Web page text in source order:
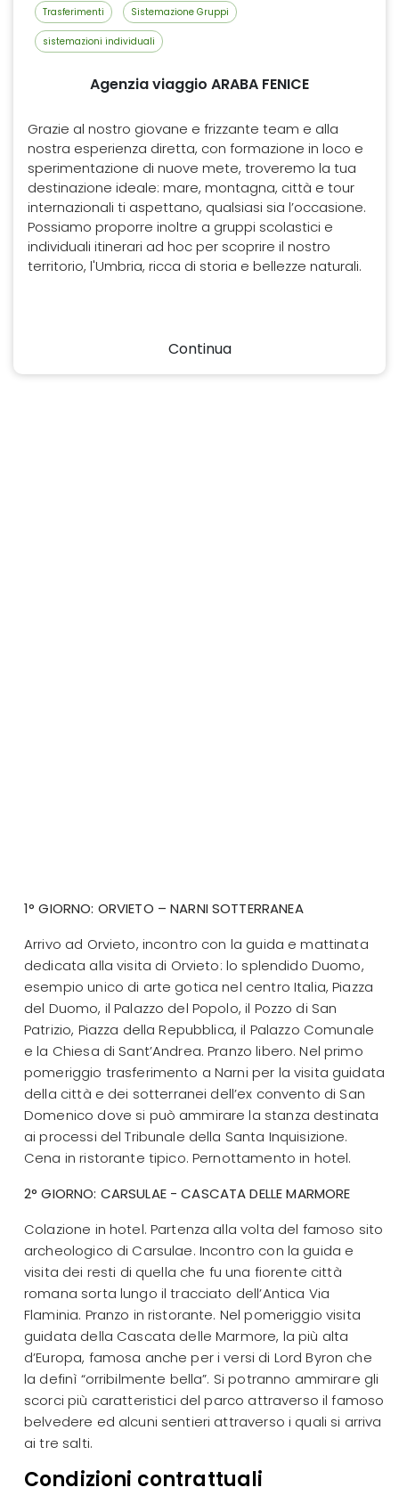
1° GIORNO: ORVIETO – NARNI SOTTERRANEA
Arrivo ad Orvieto, incontro con la guida e mattinata
dedicata alla visita di Orvieto: lo splendido Duomo,
esempio unico di arte gotica nel centro Italia, Piazza
del Duomo, il Palazzo del Popolo, il Pozzo di San
Patrizio, Piazza della Repubblica, il Palazzo Comunale
e la Chiesa di Sant’Andrea. Pranzo libero. Nel primo
pomeriggio trasferimento a Narni per la visita guidata
della città e dei sotterranei dell’ex convento di San
Domenico dove si può ammirare la stanza destinata
ai processi del Tribunale della Santa Inquisizione.
Cena in ristorante tipico. Pernottamento in hotel.
2° GIORNO: CARSULAE - CASCATA DELLE MARMORE
Colazione in hotel. Partenza alla volta del famoso sito
archeologico di Carsulae. Incontro con la guida e
visita dei resti di quella che fu una fiorente città
romana sorta lungo il tracciato dell’Antica Via
Flaminia. Pranzo in ristorante. Nel pomeriggio visita
guidata della Cascata delle Marmore, la più alta
d’Europa, famosa anche per i versi di Lord Byron che
la definì “orribilmente bella”. Si potranno ammirare gli
scorci più caratteristici del parco attraverso il famoso
belvedere ed alcuni sentieri attraverso i quali si arriva
ai tre salti.
Condizioni contrattuali
Trasferimenti Sistemazione Gruppi
sistemazioni individuali
Agenzia viaggio ARABA FENICE
Grazie al nostro giovane e frizzante team e alla
nostra esperienza diretta, con formazione in loco e
sperimentazione di nuove mete, troveremo la tua
destinazione ideale: mare, montagna, città e tour
internazionali ti aspettano, qualsiasi sia l’occasione.
Possiamo proporre inoltre a gruppi scolastici e
individuali itinerari ad hoc per scoprire il nostro
territorio, l'Umbria, ricca di storia e bellezze naturali.
Continua